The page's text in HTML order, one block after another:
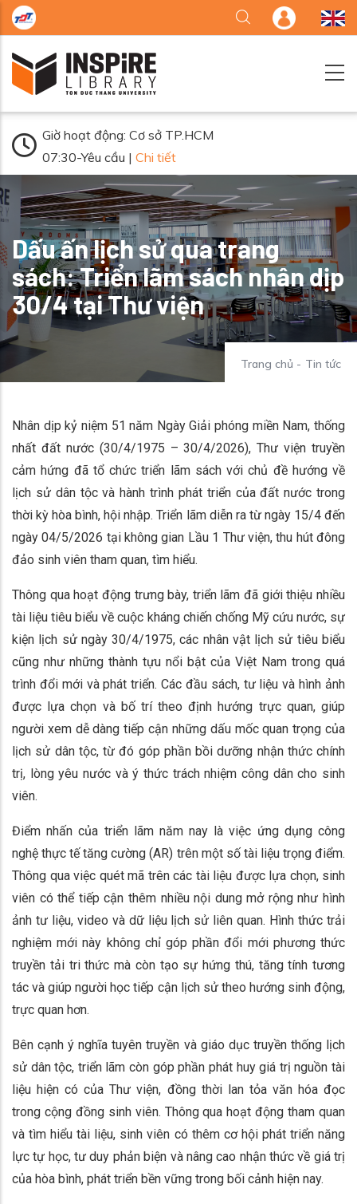
Nhảy đến nội dung
Giờ hoạt động: Cơ sở TP.HCM
07:30-Yêu cầu | Chi tiết
Dấu ấn lịch sử qua trang
sách: Triển lãm sách nhân dịp
30/4 tại Thư viện
Trang chủ - Tin tức
Nhân dịp kỷ niệm 51 năm Ngày Giải phóng miền Nam, thống
nhất đất nước (30/4/1975 – 30/4/2026), Thư viện truyền
cảm hứng đã tổ chức triển lãm sách với chủ đề hướng về
lịch sử dân tộc và hành trình phát triển của đất nước trong
thời kỳ hòa bình, hội nhập. Triển lãm diễn ra từ ngày 15/4 đến
ngày 04/5/2026 tại không gian Lầu 1 Thư viện, thu hút đông
đảo sinh viên tham quan, tìm hiểu.
Thông qua hoạt động trưng bày, triển lãm đã giới thiệu nhiều
tài liệu tiêu biểu về cuộc kháng chiến chống Mỹ cứu nước, sự
kiện lịch sử ngày 30/4/1975, các nhân vật lịch sử tiêu biểu
cũng như những thành tựu nổi bật của Việt Nam trong quá
trình đổi mới và phát triển. Các đầu sách, tư liệu và hình ảnh
được lựa chọn và bố trí theo định hướng trực quan, giúp
người xem dễ dàng tiếp cận những dấu mốc quan trọng của
lịch sử dân tộc, từ đó góp phần bồi dưỡng nhận thức chính
trị, lòng yêu nước và ý thức trách nhiệm công dân cho sinh
viên.
Điểm nhấn của triển lãm năm nay là việc ứng dụng công
nghệ thực tế tăng cường (AR) trên một số tài liệu trọng điểm.
Thông qua việc quét mã trên các tài liệu được lựa chọn, sinh
viên có thể tiếp cận thêm nhiều nội dung mở rộng như hình
ảnh tư liệu, video và dữ liệu lịch sử liên quan. Hình thức trải
nghiệm mới này không chỉ góp phần đổi mới phương thức
truyền tải tri thức mà còn tạo sự hứng thú, tăng tính tương
tác và giúp người học tiếp cận lịch sử theo hướng sinh động,
trực quan hơn.
Bên cạnh ý nghĩa tuyên truyền và giáo dục truyền thống lịch
sử dân tộc, triển lãm còn góp phần phát huy giá trị nguồn tài
liệu hiện có của Thư viện, đồng thời lan tỏa văn hóa đọc
trong cộng đồng sinh viên. Thông qua hoạt động tham quan
và tìm hiểu tài liệu, sinh viên có thêm cơ hội phát triển năng
lực tự học, tư duy phản biện và nâng cao nhận thức về giá trị
của hòa bình, phát triển bền vững trong bối cảnh hiện nay.